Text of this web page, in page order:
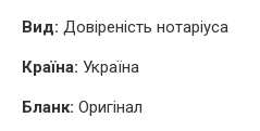
Вид: Довіреність нотаріуса
Країна: Україна
Бланк: Оригінал